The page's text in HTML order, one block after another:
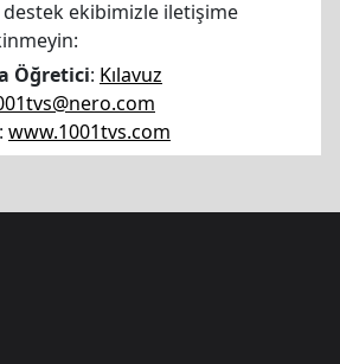
destek ekibimizle iletişime
Öğretici: Kılavuz
: www.1001tvs.com